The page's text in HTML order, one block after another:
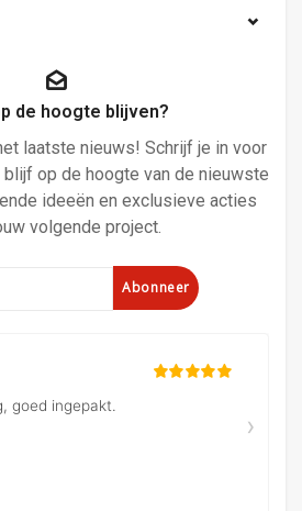
de hoogte blijven?
laatste nieuws! Schrijf je in voor
op de hoogte van de nieuwste
ideeën en exclusieve acties
volgende project.
Abonneer